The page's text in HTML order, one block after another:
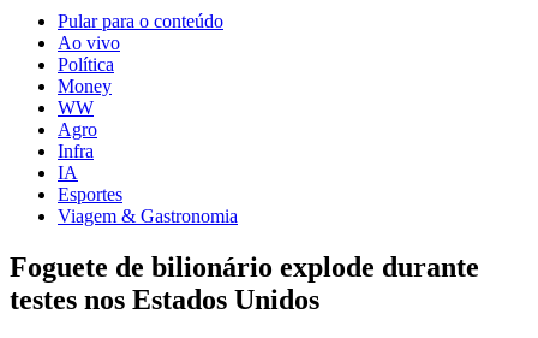
Pular para o conteúdo
Ao vivo
Política
Money
WW
Agro
Infra
IA
Esportes
Viagem & Gastronomia
Foguete de bilionário explode durante
testes nos Estados Unidos